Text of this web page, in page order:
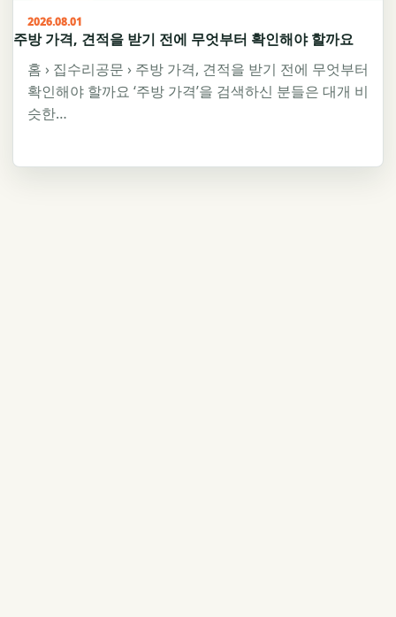
2026.08.01
주방 가격, 견적을 받기 전에 무엇부터 확인해야 할까요
홈 › 집수리공문 › 주방 가격, 견적을 받기 전에 무엇부터
확인해야 할까요 ‘주방 가격’을 검색하신 분들은 대개 비
슷한…